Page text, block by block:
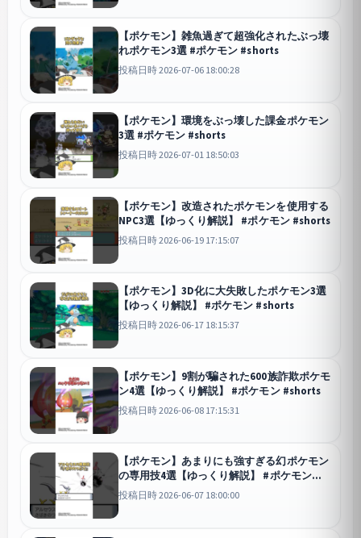
【ポケモン】雑魚過ぎて超強化されたぶっ壊
れポケモン3選 #ポケモン #shorts
投稿日時 2026-07-06 18:00:28
【ポケモン】環境をぶっ壊した課金ポケモン
3選 #ポケモン #shorts
投稿日時 2026-07-01 18:50:03
【ポケモン】改造されたポケモンを使用する
NPC3選【ゆっくり解説】 #ポケモン #shorts
投稿日時 2026-06-19 17:15:07
【ポケモン】3D化に大失敗したポケモン3選
【ゆっくり解説】 #ポケモン #shorts
投稿日時 2026-06-17 18:15:37
【ポケモン】9割が騙された600族詐欺ポケモ
ン4選【ゆっくり解説】 #ポケモン #shorts
投稿日時 2026-06-08 17:15:31
【ポケモン】あまりにも強すぎる幻ポケモン
の専用技4選【ゆっくり解説】 #ポケモン
#shorts
投稿日時 2026-06-07 18:00:00